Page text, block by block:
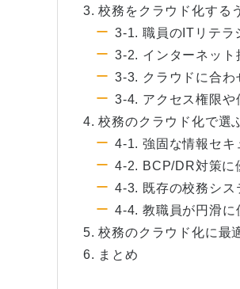
3. 校務をクラウド化する
3-1. 職員のITリテラ
3-2. インターネット
3-3. クラウドに合わ
3-4. アクセス権限や
4. 校務のクラウド化で選
4-1. 強固な情報セキ
4-2. BCP/DR対策に
4-3. 既存の校務シス
4-4. 教職員が円滑に
5. 校務のクラウド化に最
6. まとめ